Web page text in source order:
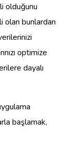
olduğunu
olan bunlardan
optimize
dayalı
başlamak,